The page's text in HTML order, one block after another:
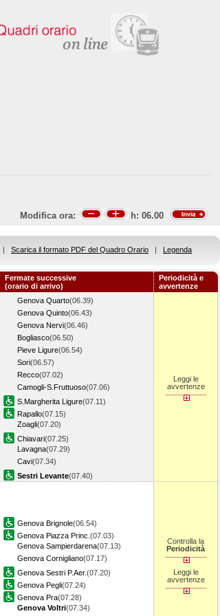
Modifica ora: h: 06.00
| Scarica il formato PDF del Quadro Orario | Legenda
Fermate successive
(orario di arrivo)
Periodicità e
avvertenze
Genova Quarto(06.39)
Genova Quinto(06.43)
Genova Nervi(06.46)
Bogliasco(06.50)
Pieve Ligure(06.54)
Sori(06.57)
Recco(07.02)
Camogli-S.Fruttuoso(07.06)
S.Margherita Ligure(07.11)
Rapallo(07.15)
Zoagli(07.20)
Chiavari(07.25)
Lavagna(07.29)
Cavi(07.34)
Sestri Levante(07.40)
Leggi le
avvertenze
Genova Brignole(06.54)
Genova Piazza Princ. (07.03)
Genova Sampierdarena(07.13)
Genova Cornigliano(07.17)
Genova Sestri P.Aer.(07.20)
Genova Pegli(07.24)
Genova Pra(07.28)
Genova Voltri(07.34)
Controlla la
Periodicità
Leggi le
avvertenze